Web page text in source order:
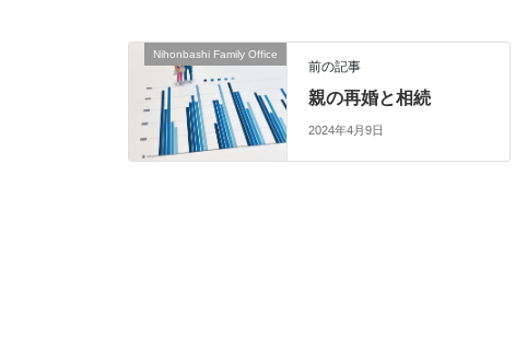
Nihonbashi Family Office
前の記事
親の再婚と相続
2024年4月9日